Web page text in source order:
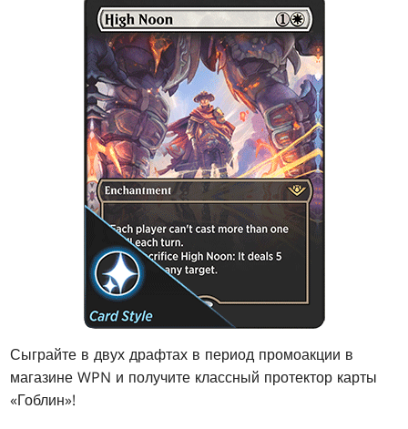
Сыграйте в двух драфтах в период промоакции в
магазине WPN и получите классный протектор карты
«Гоблин»!